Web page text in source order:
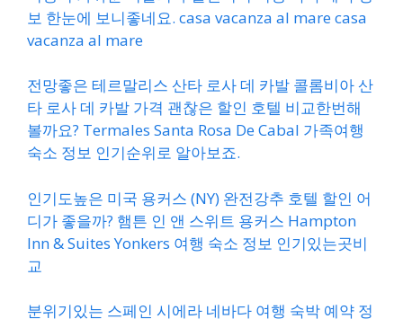
보 한눈에 보니좋네요. casa vacanza al mare casa
vacanza al mare
전망좋은 테르말리스 산타 로사 데 카발 콜롬비아 산
타 로사 데 카발 가격 괜찮은 할인 호텔 비교한번해
볼까요? Termales Santa Rosa De Cabal 가족여행
숙소 정보 인기순위로 알아보죠.
인기도높은 미국 용커스 (NY) 완전강추 호텔 할인 어
디가 좋을까? 햄튼 인 앤 스위트 용커스 Hampton
Inn & Suites Yonkers 여행 숙소 정보 인기있는곳비
교
분위기있는 스페인 시에라 네바다 여행 숙박 예약 정